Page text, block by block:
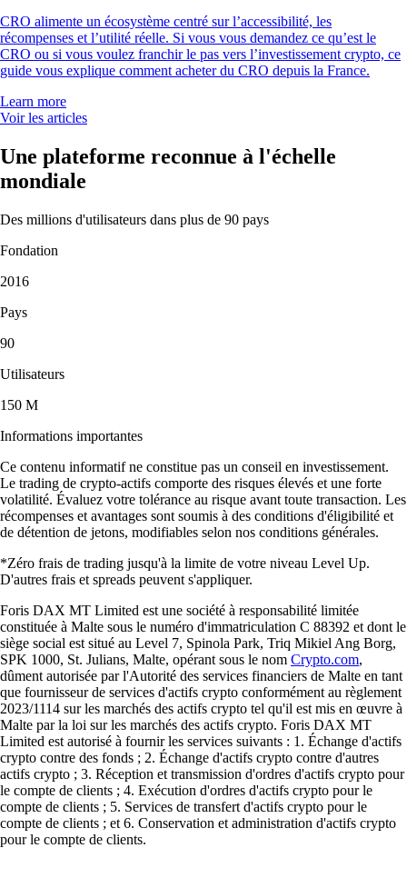
CRO alimente un écosystème centré sur l’accessibilité, les
récompenses et l’utilité réelle. Si vous vous demandez ce qu’est le
CRO ou si vous voulez franchir le pas vers l’investissement crypto, ce
guide vous explique comment acheter du CRO depuis la France.
Learn more
Voir les articles
Une plateforme reconnue à l'échelle
mondiale
Des millions d'utilisateurs dans plus de 90 pays
Fondation
2016
Pays
90
Utilisateurs
150 M
Informations importantes
Ce contenu informatif ne constitue pas un conseil en investissement.
Le trading de crypto-actifs comporte des risques élevés et une forte
volatilité. Évaluez votre tolérance au risque avant toute transaction. Les
récompenses et avantages sont soumis à des conditions d'éligibilité et
de détention de jetons, modifiables selon nos conditions générales.
*Zéro frais de trading jusqu'à la limite de votre niveau Level Up.
D'autres frais et spreads peuvent s'appliquer.
Foris DAX MT Limited est une société à responsabilité limitée
constituée à Malte sous le numéro d'immatriculation C 88392 et dont le
siège social est situé au Level 7, Spinola Park, Triq Mikiel Ang Borg,
SPK 1000, St. Julians, Malte, opérant sous le nom Crypto.com,
dûment autorisée par l'Autorité des services financiers de Malte en tant
que fournisseur de services d'actifs crypto conformément au règlement
2023/1114 sur les marchés des actifs crypto tel qu'il est mis en œuvre à
Malte par la loi sur les marchés des actifs crypto. Foris DAX MT
Limited est autorisé à fournir les services suivants : 1. Échange d'actifs
crypto contre des fonds ; 2. Échange d'actifs crypto contre d'autres
actifs crypto ; 3. Réception et transmission d'ordres d'actifs crypto pour
le compte de clients ; 4. Exécution d'ordres d'actifs crypto pour le
compte de clients ; 5. Services de transfert d'actifs crypto pour le
compte de clients ; et 6. Conservation et administration d'actifs crypto
pour le compte de clients.